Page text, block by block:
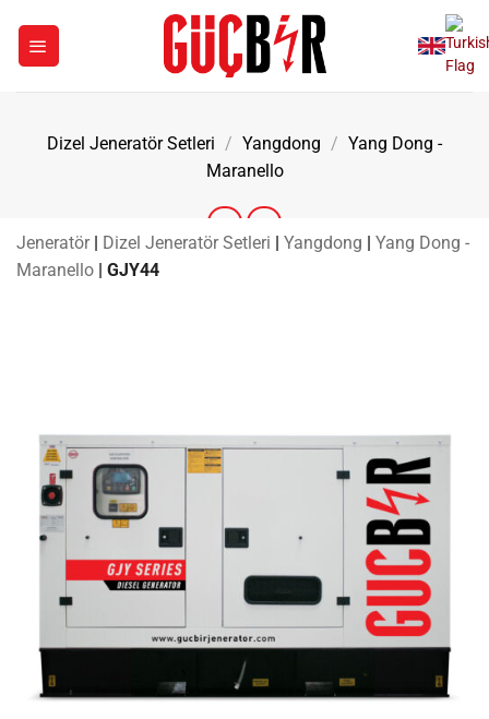
Dizel Jeneratör Setleri / Yangdong / Yang Dong -
Maranello
Jeneratör | Dizel Jeneratör Setleri | Yangdong | Yang Dong -
Maranello | GJY44